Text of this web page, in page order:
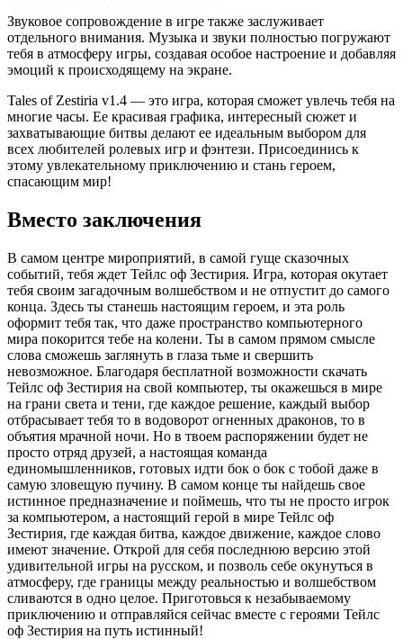
Звуковое сопровождение в игре также заслуживает
отдельного внимания. Музыка и звуки полностью погружают
тебя в атмосферу игры, создавая особое настроение и добавляя
эмоций к происходящему на экране.
Tales of Zestiria v1.4 — это игра, которая сможет увлечь тебя на
многие часы. Ее красивая графика, интересный сюжет и
захватывающие битвы делают ее идеальным выбором для
всех любителей ролевых игр и фэнтези. Присоединись к
этому увлекательному приключению и стань героем,
спасающим мир!
Вместо заключения
В самом центре мироприятий, в самой гуще сказочных
событий, тебя ждет Тейлс оф Зестирия. Игра, которая окутает
тебя своим загадочным волшебством и не отпустит до самого
конца. Здесь ты станешь настоящим героем, и эта роль
оформит тебя так, что даже пространство компьютерного
мира покорится тебе на колени. Ты в самом прямом смысле
слова сможешь заглянуть в глаза тьме и свершить
невозможное. Благодаря бесплатной возможности скачать
Тейлс оф Зестирия на свой компьютер, ты окажешься в мире
на грани света и тени, где каждое решение, каждый выбор
отбрасывает тебя то в водоворот огненных драконов, то в
объятия мрачной ночи. Но в твоем распоряжении будет не
просто отряд друзей, а настоящая команда
единомышленников, готовых идти бок о бок с тобой даже в
самую зловещую пучину. В самом конце ты найдешь свое
истинное предназначение и поймешь, что ты не просто игрок
за компьютером, а настоящий герой в мире Тейлс оф
Зестирия, где каждая битва, каждое движение, каждое слово
имеют значение. Открой для себя последнюю версию этой
удивительной игры на русском, и позволь себе окунуться в
атмосферу, где границы между реальностью и волшебством
сливаются в одно целое. Приготовься к незабываемому
приключению и отправляйся сейчас вместе с героями Тейлс
оф Зестирия на путь истинный!